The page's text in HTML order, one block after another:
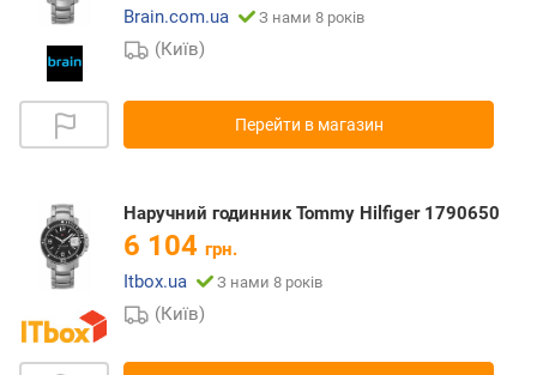
Brain.com.ua
З нами 8 років
(Київ)
Перейти в магазин
Наручний годинник Tommy Hilfiger 1790650
6 104 грн.
Itbox.ua
З нами 8 років
(Київ)